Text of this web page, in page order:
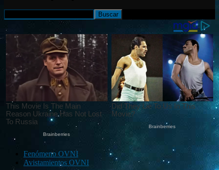
Fenómeno OVNI
Avistamientos OVNI